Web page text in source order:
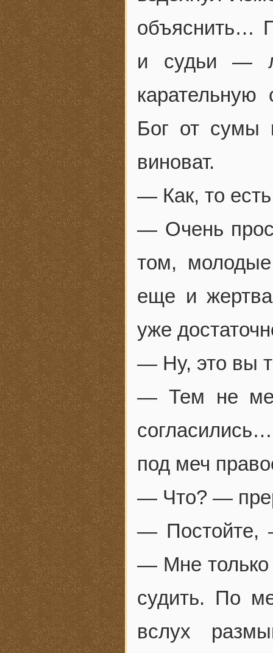
объяснить…
и судьи —
Бог от сумы
виноват.
— Как, то
— Очень
том,
еще и
уже
— Ну, это вы
— Тем не
под меч
— Что? —
— Постойте,
— Мне только
судить. По
вслух